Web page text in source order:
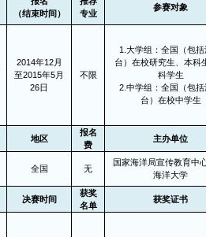
（结束时间）
专业
参赛对象
2014年12月
至2015年5月
26日
不限
1.大学组：全国（包
台）在校研究生、本科
科学生
2.中学组：全国（包
台）在校中学生
地区
报名
费
主办单位
全国 无
国家海洋局宣传教育中
海洋大学
决赛时间
获奖
名单
获奖证书